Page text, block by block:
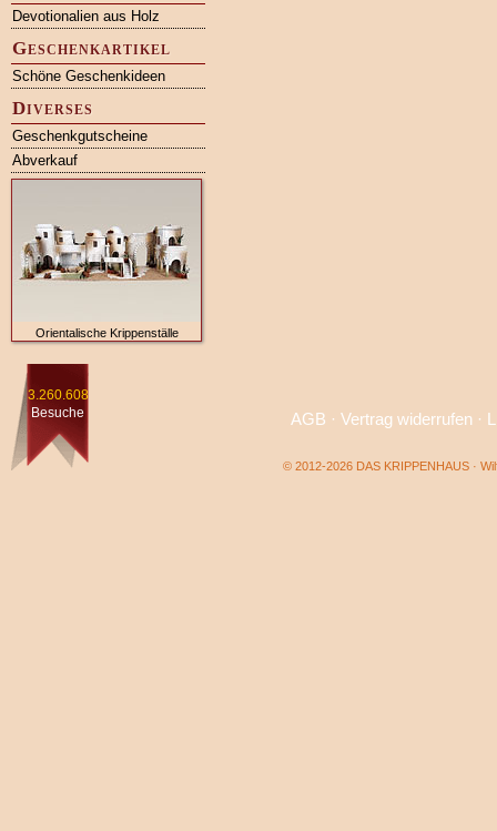
Devotionalien aus Holz
Geschenkartikel
Schöne Geschenkideen
Diverses
Geschenkgutscheine
Abverkauf
Orientalische Krippenställe
3.260.608
Besuche
AGB · Vertrag widerrufen·
© 2012-2026 DAS KRIPPENHAUS ·